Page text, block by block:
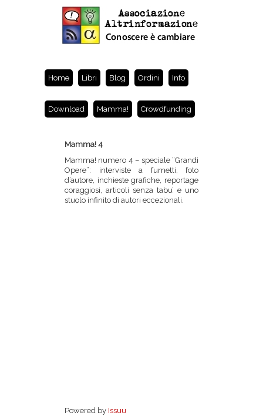
Home Libri Blog Ordini Info
Download Mamma! Crowdfunding
Mamma! 4
Mamma! numero 4 – speciale “Grandi
Opere”: interviste a fumetti, foto
d’autore, inchieste grafiche, reportage
coraggiosi, articoli senza tabu’ e uno
stuolo infinito di autori eccezionali.
Powered by Issuu